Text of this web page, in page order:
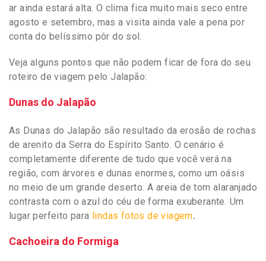
ar ainda estará alta. O clima fica muito mais seco entre
agosto e setembro, mas a visita ainda vale a pena por
conta do belíssimo pôr do sol.
Veja alguns pontos que não podem ficar de fora do seu
roteiro de viagem pelo Jalapão:
Dunas do Jalapão
As Dunas do Jalapão são resultado da erosão de rochas
de arenito da Serra do Espírito Santo. O cenário é
completamente diferente de tudo que você verá na
região, com árvores e dunas enormes, como um oásis
no meio de um grande deserto. A areia de tom alaranjado
contrasta com o azul do céu de forma exuberante. Um
lugar perfeito para lindas fotos de viagem.
Cachoeira do Formiga